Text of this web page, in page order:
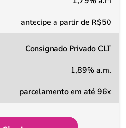
antecipe a partir de R$50
Consignado Privado CLT
1,89% a.m.
parcelamento em até 96x